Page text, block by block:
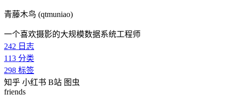
青藤木鸟 (qtmuniao)
一个喜欢摄影的大规模数据系统工程师
242 日志
113 分类
298 标签
知乎 小红书 B站 图虫
friends